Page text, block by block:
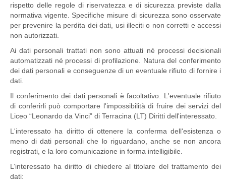
rispetto delle regole di riservatezza e di sicurezza previste dalla
normativa vigente. Specifiche misure di sicurezza sono osservate
per prevenire la perdita dei dati, usi illeciti o non corretti e accessi
non autorizzati.
Ai dati personali trattati non sono attuati né processi decisionali
automatizzati né processi di profilazione. Natura del conferimento
dei dati personali e conseguenze di un eventuale rifiuto di fornire i
dati.
Il conferimento dei dati personali è facoltativo. L'eventuale rifiuto
di conferirli può comportare l'impossibilità di fruire dei servizi del
Liceo “Leonardo da Vinci” di Terracina (LT) Diritti dell'interessato.
L'interessato ha diritto di ottenere la conferma dell'esistenza o
meno di dati personali che lo riguardano, anche se non ancora
registrati, e la loro comunicazione in forma intelligibile.
L’interessato ha diritto di chiedere al titolare del trattamento dei
dati: